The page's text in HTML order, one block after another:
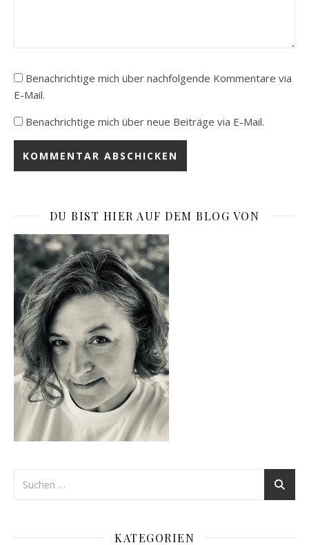
Benachrichtige mich über nachfolgende Kommentare via
E-Mail.
Benachrichtige mich über neue Beiträge via E-Mail.
DU BIST HIER AUF DEM BLOG VON
KATEGORIEN